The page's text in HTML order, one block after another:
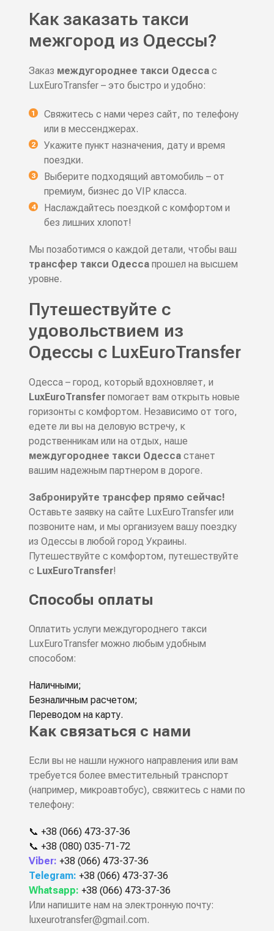
Как заказать такси
межгород из Одессы?
Заказ междугороднее такси Одессас
LuxEuroTransfer – это быстро и удобно:
Свяжитесь с нами через сайт, по телефону
или в мессенджерах.
Укажите пункт назначения, дату и время
поездки.
Выберите подходящий автомобиль – от
премиум, бизнес до VIP класса.
Наслаждайтесь поездкой с комфортом и
без лишних хлопот!
Мы позаботимся о каждой детали, чтобы ваш
трансфер такси Одессапрошел на высшем
уровне.
Путешествуйте с
удовольствием из
Одессы с LuxEuroTransfer
Одесса – город, который вдохновляет, и
LuxEuroTransferпомогает вам открыть новые
горизонты с комфортом. Независимо от того,
едете ли вы на деловую встречу, к
родственникам или на отдых, наше
междугороднее такси Одессастанет
вашим надежным партнером в дороге.
Забронируйте трансфер прямо сейчас!
Оставьте заявку на сайте LuxEuroTransfer или
позвоните нам, и мы организуем вашу поездку
из Одессы в любой город Украины.
Путешествуйте с комфортом, путешествуйте
с LuxEuroTransfer!
Способы оплаты
Оплатить услуги междугороднего такси
LuxEuroTransfer можно любым удобным
способом:
Наличными;
Безналичным расчетом;
Переводом на карту.
Как связаться с нами
Если вы не нашли нужного направления или вам
требуется более вместительный транспорт
(например, микроавтобус), свяжитесь с нами по
телефону:
📞 +38 (066) 473-37-36
📞 +38 (080) 035-71-72
Viber: +38 (066) 473-37-36
Telegram: +38 (066) 473-37-36
Whatsapp: +38 (066) 473-37-36
Или напишите нам на электронную почту:
luxeurotransfer@gmail.com.